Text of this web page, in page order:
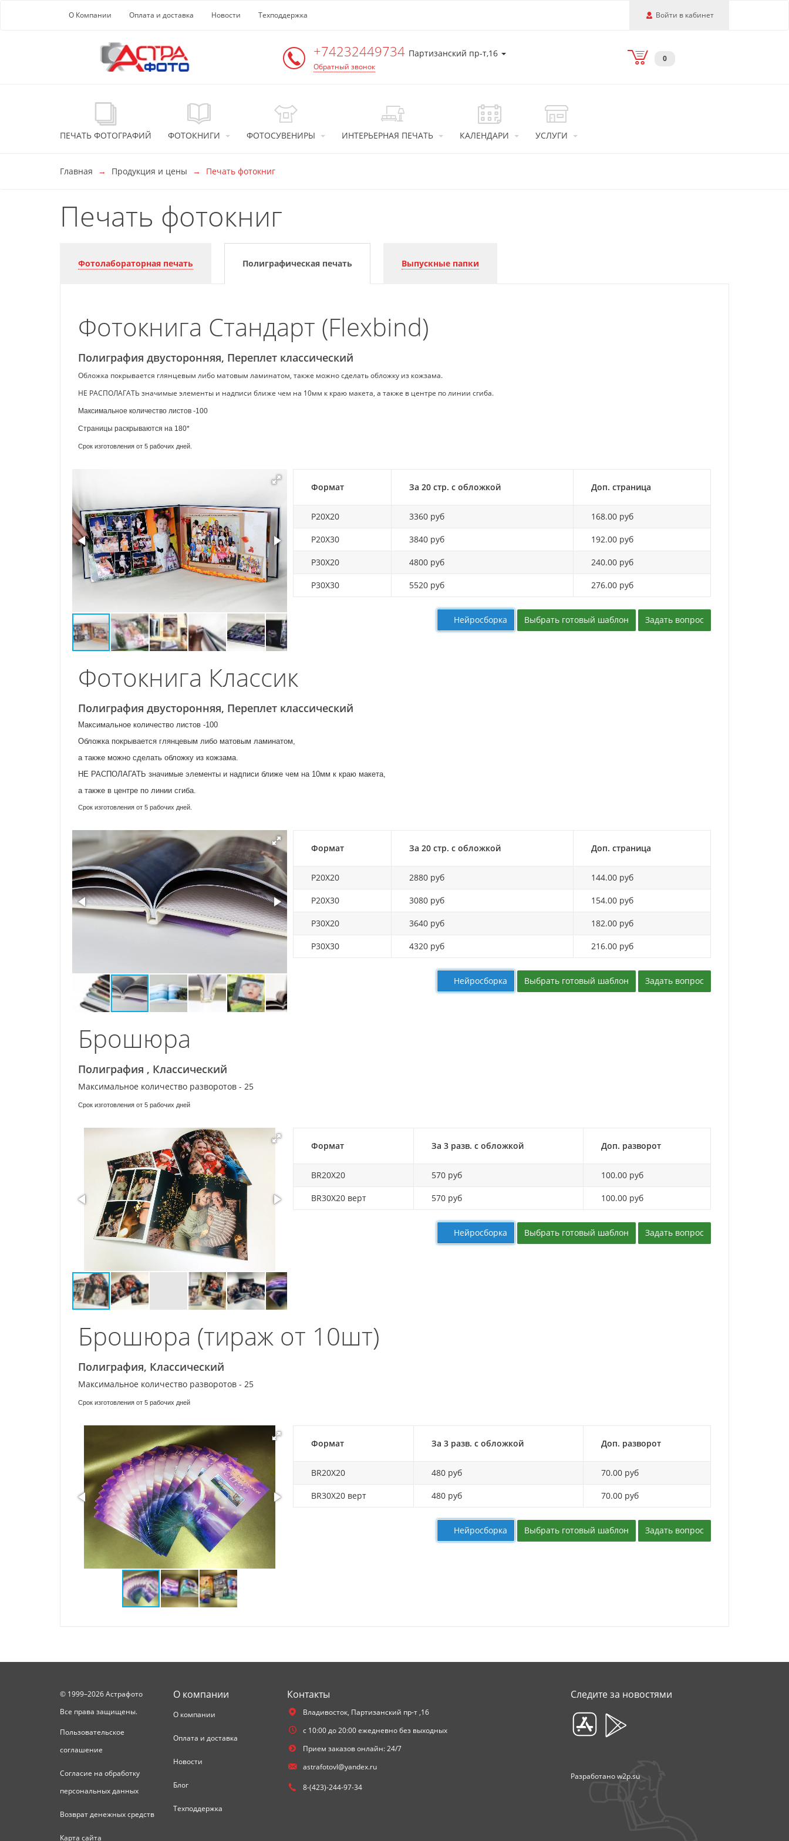
Перейти к основной информации
О Компании Оплата и доставка Новости Техподдержка Войти в кабинет
+74232449734 Партизанский пр-т,16
Обратный звонок
0
ПЕЧАТЬ ФОТОГРАФИЙ ФОТОКНИГИ ФОТОСУВЕНИРЫ ИНТЕРЬЕРНАЯ ПЕЧАТЬ КАЛЕНДАРИ УСЛУГИ
Главная Продукция и цены Печать фотокниг
Печать фотокниг
Фотолабораторная печать Полиграфическая печать Выпускные папки
Фотокнига Стандарт (Flexbind)
Полиграфия двусторонняя, Переплет классический
Обложка покрывается глянцевым либо матовым ламинатом, также можно сделать обложку из кожзама.
НЕ РАСПОЛАГАТЬ значимые элементы и надписи ближе чем на 10мм к краю макета, а также в центре по линии сгиба.
Максимальное количество листов -100
Страницы раскрываются на 180*
Срок изготовления от 5 рабочих дней.
Формат За 20 стр. с обложкой Доп. страница
P20X20 3360 руб 168.00 руб
P20X30 3840 руб 192.00 руб
P30X20 4800 руб 240.00 руб
P30X30 5520 руб 276.00 руб
Нейросборка Выбрать готовый шаблон Задать вопрос
Фотокнига Классик
Полиграфия двусторонняя, Переплет классический
Максимальное количество листов -100
Обложка покрывается глянцевым либо матовым ламинатом,
а также можно сделать обложку из кожзама.
НЕ РАСПОЛАГАТЬ значимые элементы и надписи ближе чем на 10мм к краю макета,
а также в центре по линии сгиба.
Срок изготовления от 5 рабочих дней.
Формат За 20 стр. с обложкой Доп. страница
P20X20 2880 руб 144.00 руб
P20X30 3080 руб 154.00 руб
P30X20 3640 руб 182.00 руб
P30X30 4320 руб 216.00 руб
Нейросборка Выбрать готовый шаблон Задать вопрос
Брошюра
Полиграфия , Классический
Максимальное количество разворотов - 25
Срок изготовления от 5 рабочих дней
Формат За 3 разв. с обложкой Доп. разворот
BR20X20 570 руб 100.00 руб
BR30X20 верт 570 руб 100.00 руб
Нейросборка Выбрать готовый шаблон Задать вопрос
Брошюра (тираж от 10шт)
Полиграфия, Классический
Максимальное количество разворотов - 25
Срок изготовления от 5 рабочих дней
Формат За 3 разв. с обложкой Доп. разворот
BR20X20 480 руб 70.00 руб
BR30X20 верт 480 руб 70.00 руб
Нейросборка Выбрать готовый шаблон Задать вопрос
© 1999–2026 Астрафото
Все права защищены.
Пользовательское
соглашение
Согласие на обработку
персональных данных
Возврат денежных средств
Карта сайта
О компании
О компании
Оплата и доставка
Новости
Блог
Техподдержка
Контакты
Владивосток, Партизанский пр-т ,16
с 10:00 до 20:00 ежедневно без выходных
Прием заказов онлайн: 24/7
astrafotovl@yandex.ru
8-(423)-244-97-34
Следите за новостями
Разработаноw2p.su